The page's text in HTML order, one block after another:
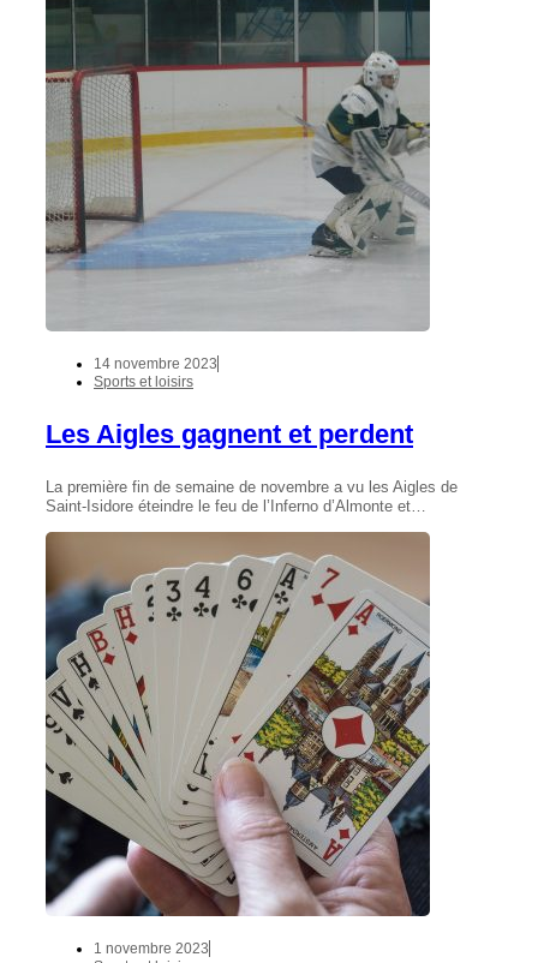
14 novembre 2023
Sports et loisirs
Les Aigles gagnent et perdent
La première fin de semaine de novembre a vu les Aigles de
Saint-Isidore éteindre le feu de l’Inferno d’Almonte et…
1 novembre 2023